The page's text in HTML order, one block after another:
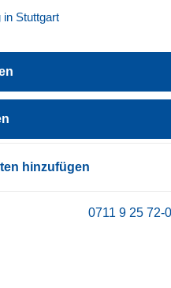
in Stuttgart
hinzufügen